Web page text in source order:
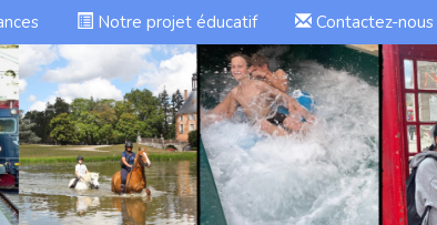
Notre projet éducatif Contactez-nous